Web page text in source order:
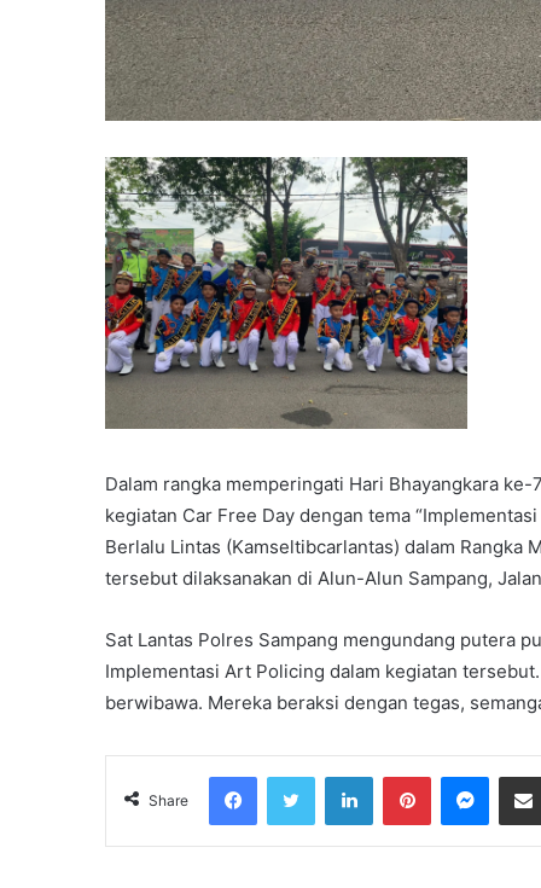
Dalam rangka memperingati Hari Bhayangkara
kegiatan Car Free Day dengan tema
Berlalu Lintas (Kamseltibcarlantas) dalam Rangka
tersebut dilaksanakan di Alun-Alun Sampang,
Sat Lantas Polres Sampang mengundang putera
Implementasi Art Policing dalam kegiatan
berwibawa. Mereka beraksi dengan tegas,
Share